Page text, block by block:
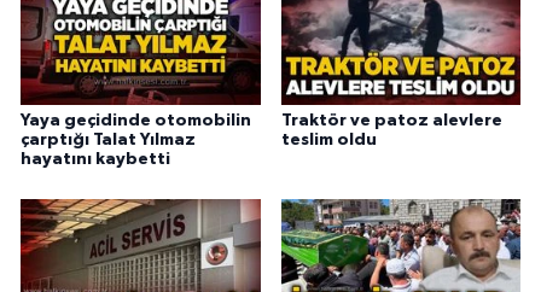
Yaya geçidinde otomobilin
çarptığı Talat Yılmaz
hayatını kaybetti
Traktör ve patoz alevlere
teslim oldu